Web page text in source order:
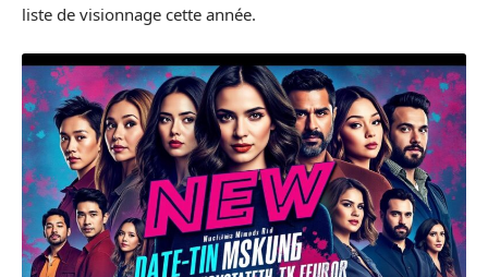
liste de visionnage cette année.